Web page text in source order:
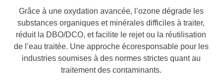
Grâce à une oxydation avancée, l’ozone dégrade les
substances organiques et minérales difficiles à traiter,
réduit la DBO/DCO, et facilite le rejet ou la réutilisation
de l’eau traitée. Une approche écoresponsable pour les
industries soumises à des normes strictes quant au
traitement des contaminants.